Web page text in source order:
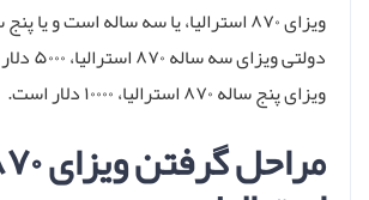
ویزای ۸۷۰ استرالیا، یا سه ساله است و یا
دولتی
ویزای پنج ساله ۸۷۰ استرالیا، ۱۰۰۰۰ دلار است.
مراحل